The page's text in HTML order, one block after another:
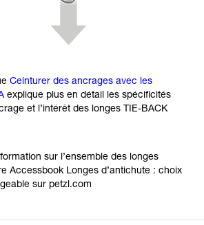
Ceinturer des ancrages avec les
explique plus en détail les spécificités
et l’intérêt des longes TIE-BACK
sur l’ensemble des longes
Accessbook Longes d’antichute : choix
sur petzl.com